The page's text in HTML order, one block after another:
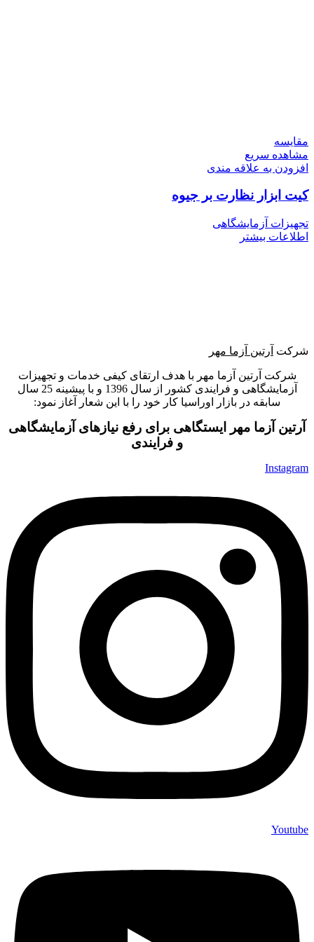
مقایسه
مشاهده سریع
افزودن به علاقه مندی
کیت ابزار نظارت بر جیوه
تجهیزات آزمایشگاهی
اطلاعات بیشتر
شرکت آرتین آزما مهر
شرکت آرتین آزما مهر با هدف ارتقای کیفی خدمات و تجهیزات
آزمایشگاهی و فرایندی کشور از سال 1396 و با پیشینه 25 سال
سابقه در بازار اوراسیا کار خود را با این شعار آغاز نمود:
آرتین آزما مهر ایستگاهی برای رفع نیازهای آزمایشگاهی
و فرایندی
Instagram
Youtube